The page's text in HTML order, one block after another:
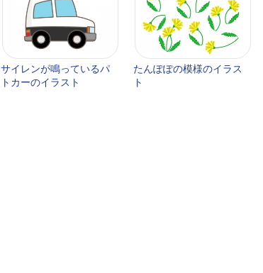
サイレンが鳴っているパ
トカーのイラスト
たんぽぽの模様のイラス
ト